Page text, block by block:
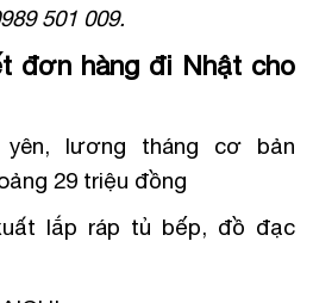
501 009.
đơn hàng đi Nhật cho
lương tháng cơ bản
29 triệu đồng
lắp ráp tủ bếp, đồ đạc